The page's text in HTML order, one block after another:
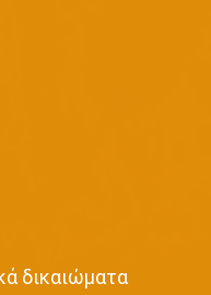
δικαιώματα